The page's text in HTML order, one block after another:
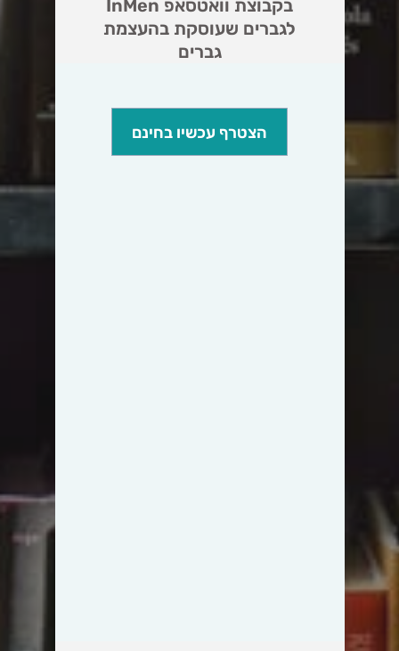
בקבוצת וואטסאפ InMen
לגברים שעוסקת בהעצמת
גברים
הצטרף עכשיו בחינם